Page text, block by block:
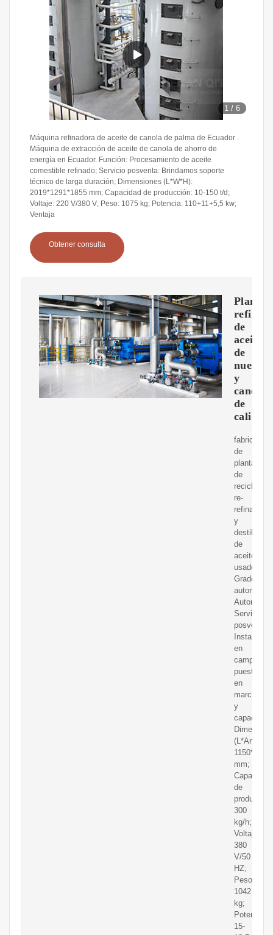
1 /6
Máquina refinadora de aceite de canola de palma de Ecuador .
Máquina de extracción de aceite de canola de ahorro de
energía en Ecuador. Función: Procesamiento de aceite
comestible refinado; Servicio posventa: Brindamos soporte
técnico de larga duración; Dimensiones (L*W*H):
2019*1291*1855 mm; Capacidad de producción: 10-150 t/d;
Voltaje: 220 V/380 V; Peso: 1075 kg; Potencia: 110+11+5,5 kw;
Ventaja
Obtener consulta
Planta
de
aceite
de
nuez
y
canola
de
calidad
fabricante
de
plantas
de
reciclaje,
re-
refinación
y
destilación
de
aceite
usado.
Grado
Servicio
posventa:
Instalación
en
campo,
puesta
en
marcha
y
(L*An*Al):
mm;
Capacidad
de
300
kg/h;
Voltaje:
380
V/50
HZ;
Peso:
1042
kg;
Potencia:
15-